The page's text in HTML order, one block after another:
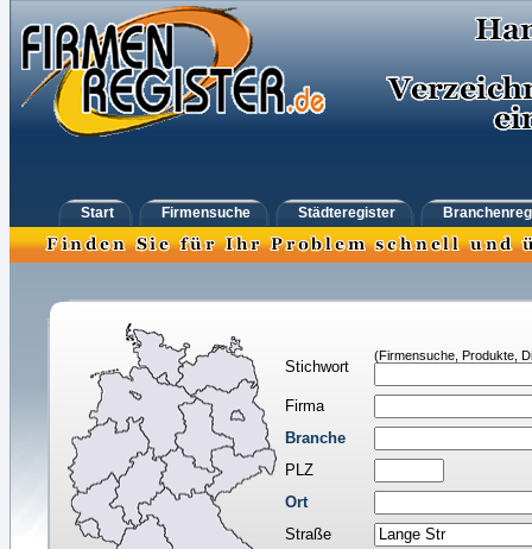
Start Firmensuche Städteregister
Stichwort
(Firmensuche, Produkte,
Firma
Branche
PLZ
Ort
Straße